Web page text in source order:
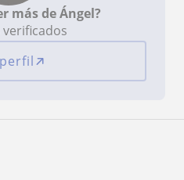
más de Ángel?